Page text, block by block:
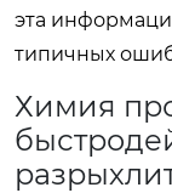
эта
типичных
Химия